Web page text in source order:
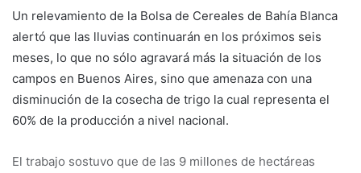
Un relevamiento de la Bolsa de Cereales de Bahía Blanca
alertó que las lluvias continuarán en los próximos seis
meses, lo que no sólo agravará más la situación de los
campos en Buenos Aires, sino que amenaza con una
disminución de la cosecha de trigo la cual representa el
60% de la producción a nivel nacional.
El trabajo sostuvo que de las 9 millones de hectáreas